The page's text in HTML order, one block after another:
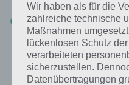
Level 9: Etwas komplizierter
Zombies. Zur Lösung müsst
aufnehmen. Nun klickt ihr
ab bewegt. Während dieser
muss aktiviert sein) wischt
zerspringt.
Wir haben als für die
zahlreiche technische
Maßnahmen
lückenlosen Schutz
verarbeiteten
sicherzustellen.
Datenübertragungen